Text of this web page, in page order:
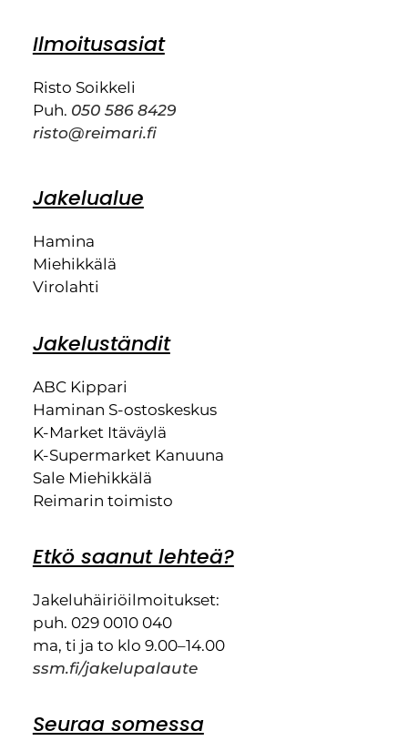
Ilmoitusasiat
Risto Soikkeli
Puh. 050 586 8429
risto@reimari.fi
Jakelualue
Hamina
Miehikkälä
Virolahti
Jakeluständit
ABC Kippari
Haminan S-ostoskeskus
K-Market Itäväylä
K-Supermarket Kanuuna
Sale Miehikkälä
Reimarin toimisto
Etkö saanut lehteä?
Jakeluhäiriöilmoitukset:
puh. 029 0010 040
ma, ti ja to klo 9.00–14.00
ssm.fi/jakelupalaute
Seuraa somessa